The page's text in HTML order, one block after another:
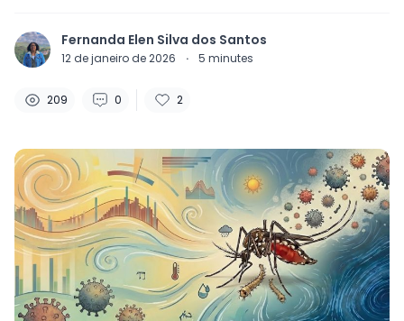
Fernanda Elen Silva dos Santos
12 de janeiro de 2026 · 5 minutes
209 0 2